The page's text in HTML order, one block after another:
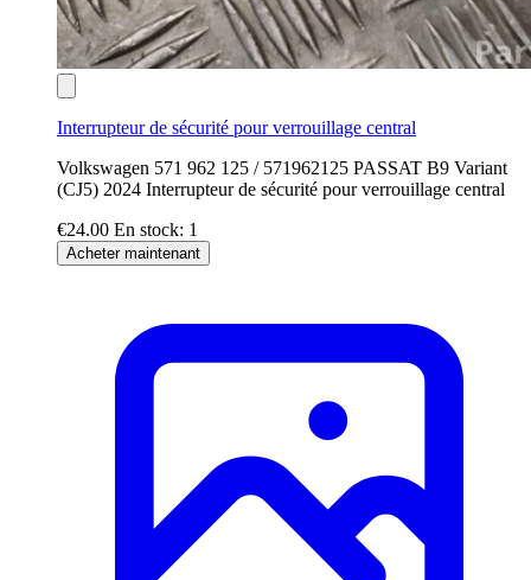
Interrupteur de sécurité pour verrouillage central
Volkswagen 571 962 125 / 571962125 PASSAT B9 Variant
(CJ5) 2024 Interrupteur de sécurité pour verrouillage central
€24.00 En stock: 1
Acheter maintenant